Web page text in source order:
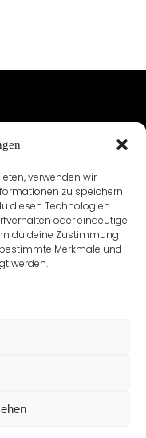
verwenden wir
zu speichern
diesen Technologien
oder eindeutige
du deine Zustimmung
Merkmale und
werden.
KONTAKT
(EU)